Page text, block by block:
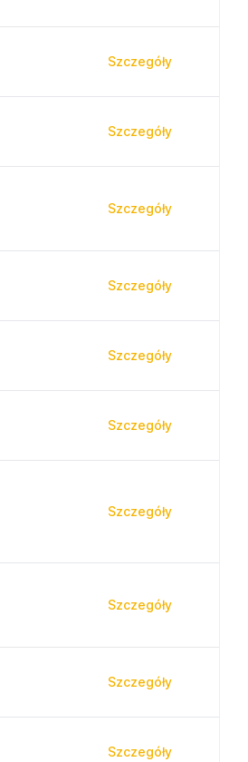
Szczegóły
Szczegóły
Szczegóły
Szczegóły
Szczegóły
Szczegóły
Szczegóły
Szczegóły
Szczegóły
Szczegóły